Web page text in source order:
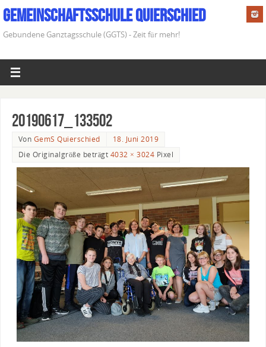
Gemeinschaftsschule Quierschied
Gebundene Ganztagsschule (GGTS) - Zeit für mehr!
20190617_133502
Von GemS Quierschied
18. Juni 2019
Die Originalgröße beträgt 4032 × 3024 Pixel